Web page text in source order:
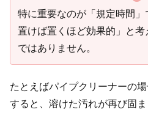
特に重要なのが「規定時間」
置けば置くほど効果的」と考
ではありません。
たとえばパイプクリーナーの
すると、溶けた汚れが再び固